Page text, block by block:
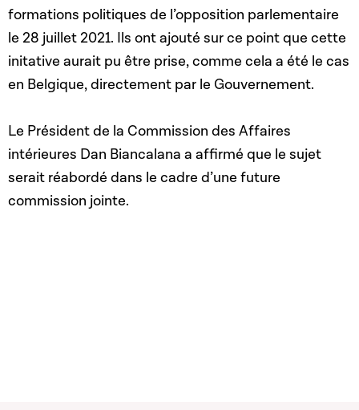
formations politiques de l’opposition parlementaire
le 28 juillet 2021. Ils ont ajouté sur ce point que cette
initative aurait pu être prise, comme cela a été le cas
en Belgique, directement par le Gouvernement.
Le Président de la Commission des Affaires
intérieures Dan Biancalana a affirmé que le sujet
serait réabordé dans le cadre d’une future
commission jointe.